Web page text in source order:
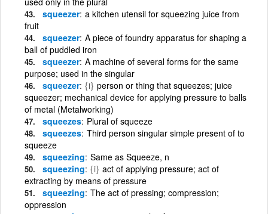
squeezer a kitchen utensil for squeezing juice from
fruit
squeezer A piece of foundry apparatus for shaping a
ball of puddled iron
squeezer A machine of several forms for the same
purpose; used in the singular
squeezer {i} person or thing that squeezes; juice
squeezer; mechanical device for applying pressure to balls
of metal (Metalworking)
squeezes Plural of squeeze
squeezes Third person singular simple present of to
squeeze
squeezing Same as Squeeze, n
squeezing {i} act of applying pressure; act of
extracting by means of pressure
squeezing The act of pressing; compression;
oppression